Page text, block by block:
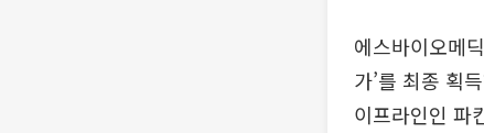
에스바이오메
가’를 최종 획
이프라인인 파